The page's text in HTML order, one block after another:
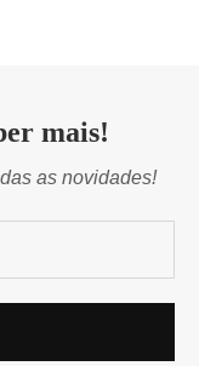
mais!
as novidades!